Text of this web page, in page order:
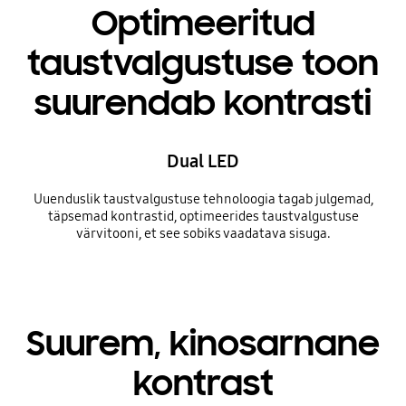
Optimeeritud
taustvalgustuse toon
suurendab kontrasti
Dual LED
Uuenduslik taustvalgustuse tehnoloogia tagab julgemad,
täpsemad kontrastid, optimeerides taustvalgustuse
värvitooni, et see sobiks vaadatava sisuga.
Suurem, kinosarnane
kontrast